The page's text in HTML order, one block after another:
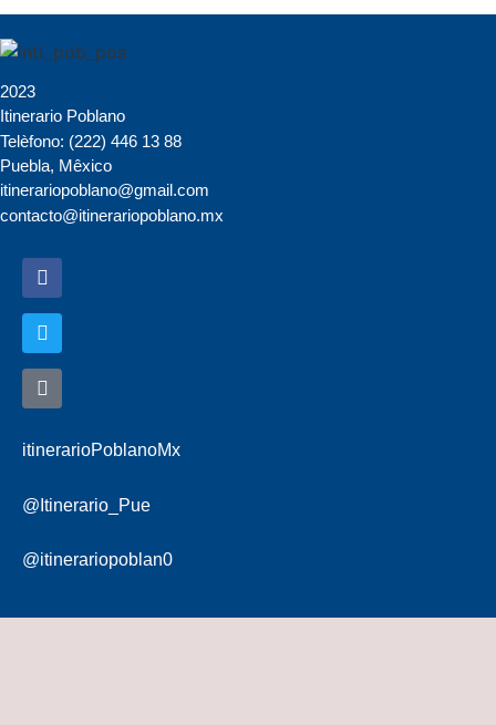
2023
Itinerario Poblano
Telèfono: (222) 446 13 88
Puebla, Mêxico
itinerariopoblano@gmail.com
contacto@itinerariopoblano.mx
itinerarioPoblanoMx
@Itinerario_Pue
@itinerariopoblan0